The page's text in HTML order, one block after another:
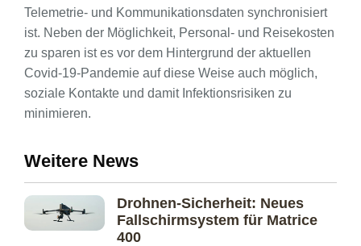
Telemetrie- und Kommunikationsdaten synchronisiert
ist. Neben der Möglichkeit, Personal- und Reisekosten
zu sparen ist es vor dem Hintergrund der aktuellen
Covid-19-Pandemie auf diese Weise auch möglich,
soziale Kontakte und damit Infektionsrisiken zu
minimieren.
Weitere News
Drohnen-Sicherheit: Neues
Fallschirmsystem für Matrice
400